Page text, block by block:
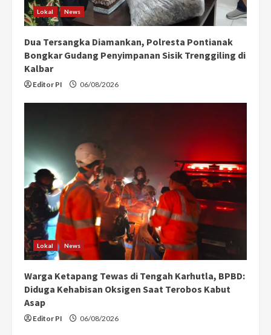
Lokal News
Dua Tersangka Diamankan, Polresta Pontianak
Bongkar Gudang Penyimpanan Sisik Trenggiling di
Kalbar
Editor PI 06/08/2026
Lokal News
Warga Ketapang Tewas di Tengah Karhutla, BPBD:
Diduga Kehabisan Oksigen Saat Terobos Kabut
Asap
Editor PI 06/08/2026